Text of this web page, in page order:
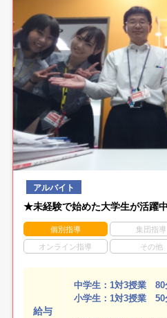
アルバイト
★未経験で始めた大学生が活躍
個別指導 集団指導
オンライン指導 その他
給与
中学生：1対3授業 80
小学生：1対3授業 50